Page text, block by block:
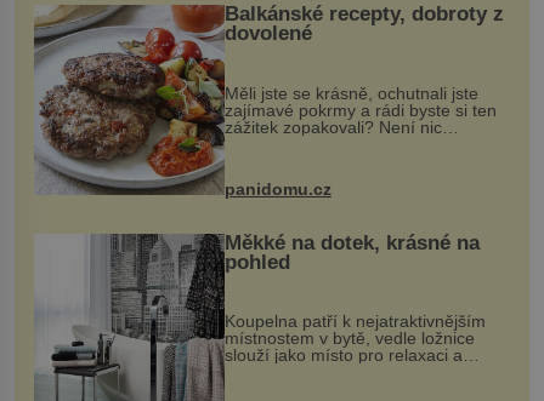
Balkánské recepty, dobroty z
dovolené
Měli jste se krásně, ochutnali jste
zajímavé pokrmy a rádi byste si ten
zážitek zopakovali? Není nic
snazšího. Pljeskavica (10 porcí)
Možná jste ji ochutnali na dovolené v
panidomu.cz
Měkké na dotek, krásné na
pohled
Koupelna patří k nejatraktivnějším
místnostem v bytě, vedle ložnice
slouží jako místo pro relaxaci a
odpočinek. Koupelnový textil –
ručníky, osušky a koberečky –